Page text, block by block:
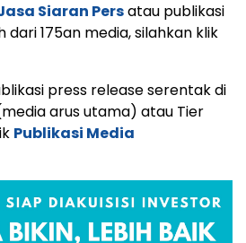
Siaran Persatau publikasi
dari 175an media, silahkan klik
press release serentak di
arus utama) atau Tier
Publikasi Media